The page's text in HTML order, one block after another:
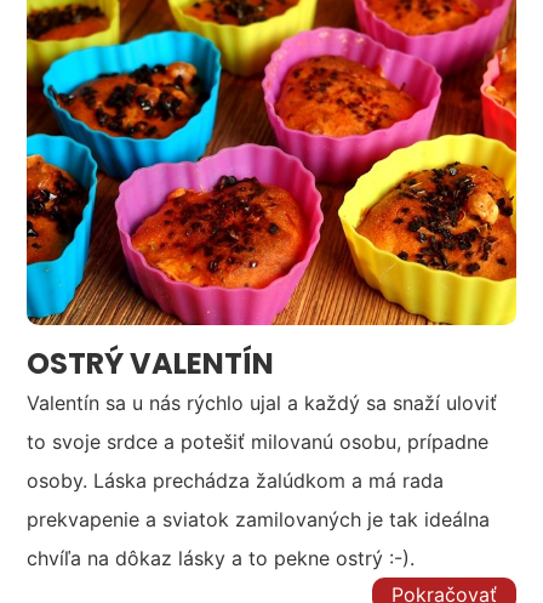
OSTRÝ VALENTÍN
Valentín sa u nás rýchlo ujal a každý sa snaží uloviť
to svoje srdce a potešiť milovanú osobu, prípadne
osoby. Láska prechádza žalúdkom a má rada
prekvapenie a sviatok zamilovaných je tak ideálna
chvíľa na dôkaz lásky a to pekne ostrý :-).
Pokračovať